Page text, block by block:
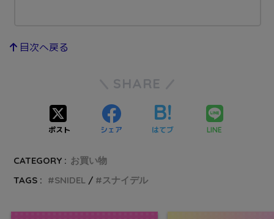
目次へ戻る
SHARE
ポスト シェア はてブ LINE
CATEGORY : お買い物
TAGS :
SNIDEL スナイデル